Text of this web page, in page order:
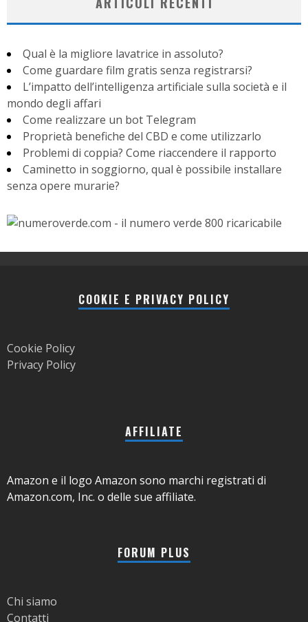
Qual è la migliore lavatrice in assoluto?
Come guardare film gratis senza registrarsi?
L’impatto dell’intelligenza artificiale sulla società e il
mondo degli affari
Come realizzare un bot Telegram
Proprietà benefiche del CBD e come utilizzarlo
Problemi di coppia? Come riaccendere il rapporto
Caminetto in soggiorno, qual è possibile installare
senza opere murarie?
COOKIE E PRIVACY POLICY
Cookie Policy
Privacy Policy
AFFILIATE
Amazon e il logo Amazon sono marchi registrati di
Amazon.com, Inc. o delle sue affiliate.
FORUM PLUS
Chi siamo
Contatti